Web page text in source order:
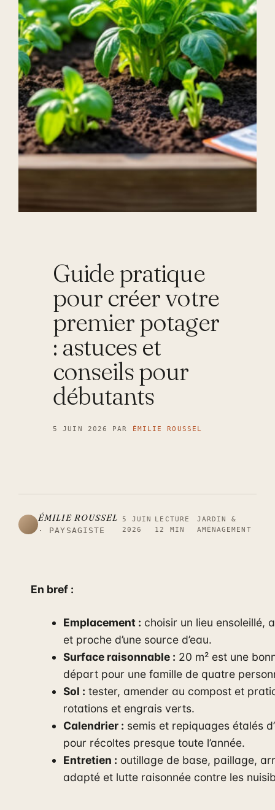
Guide pratique
pour créer votre
premier potager
: astuces et
conseils pour
débutants
5 JUIN 2026 PAR ÉMILIE ROUSSEL
ÉMILIE ROUSSEL
· PAYSAGISTE
5 JUIN
2026
LECTURE
12 MIN
JARDIN &
AMÉNAGEMENT
En bref :
Emplacement : choisir un lieu ensoleillé,
et proche d’une source d’eau.
Surface raisonnable : 20 m² est une
départ pour une famille de quatre
Sol : tester, amender au compost et
rotations et engrais verts.
Calendrier : semis et repiquages étalés
pour récoltes presque toute l’année.
Entretien : outillage de base, paillage,
adapté et lutte raisonnée contre les